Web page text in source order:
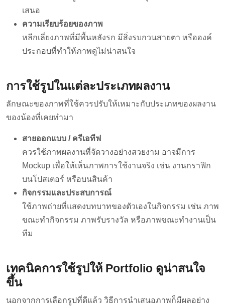
เสนอ
ความเรียบร้อยของภาพ
หลีกเลี่ยงภาพที่มีพื้นหลังรก มีสิ่งรบกวนสายตา หรือองค์
ประกอบที่ทำให้ภาพดูไม่น่าสนใจ
การใช้รูปในแต่ละประเภทผลงาน
ลักษณะของภาพที่ใช้ควรปรับให้เหมาะกับประเภทของผลงาน
ของน้องที่เคยทำมา
สายออกแบบ / ครีเอทีฟ
ควรใช้ภาพผลงานที่จัดวางอย่างสวยงาม อาจมีการ
Mockup เพื่อให้เห็นภาพการใช้งานจริง เช่น งานกราฟิก
บนโปสเตอร์ หรือบนสินค้า
กิจกรรมและประสบการณ์
ใช้ภาพถ่ายที่แสดงบทบาทของตัวเองในกิจกรรม เช่น ภาพ
ขณะทำกิจกรรม ภาพรับรางวัล หรือภาพขณะทำงานเป็น
ทีม
เทคนิคการใช้รูปให้ Portfolio ดูน่าสนใจ
ขึ้น
นอกจากการเลือกรูปที่ดีแล้ว วิธีการนำเสนอภาพก็มีผลอย่าง